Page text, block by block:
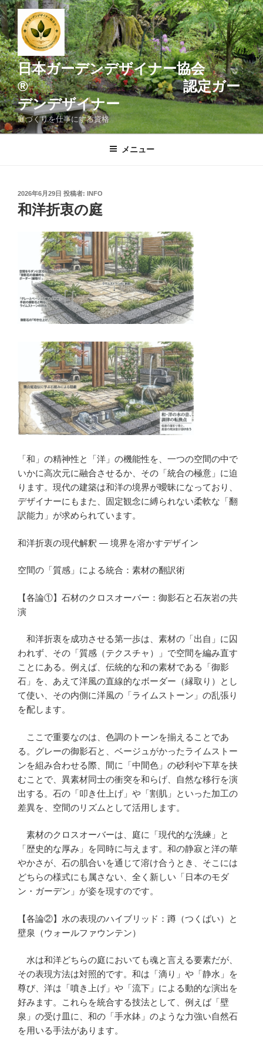
コ
ン
テ
ン
ツ
へ
ス
キ
ッ
プ
日本ガーデンデザイナー協会
® 認定ガー
デンデザイナー
庭づくりを仕事にする資格
メニュー
投
稿
日:
2026年6月29日 投稿者: INFO
和洋折衷の庭
「和」の精神性と「洋」の機能性を、一つの空間の中で
いかに高次元に融合させるか、その「統合の極意」に迫
ります。現代の建築は和洋の境界が曖昧になっており、
デザイナーにもまた、固定観念に縛られない柔軟な「翻
訳能力」が求められています。
和洋折衷の現代解釈 — 境界を溶かすデザイン
空間の「質感」による統合：素材の翻訳術
【各論①】石材のクロスオーバー：御影石と石灰岩の共
演
和洋折衷を成功させる第一歩は、素材の「出自」に囚
われず、その「質感（テクスチャ）」で空間を編み直す
ことにある。例えば、伝統的な和の素材である「御影
石」を、あえて洋風の直線的なボーダー（縁取り）とし
て使い、その内側に洋風の「ライムストーン」の乱張り
を配します。
ここで重要なのは、色調のトーンを揃えることであ
る。グレーの御影石と、ベージュがかったライムストー
ンを組み合わせる際、間に「中間色」の砂利や下草を挟
むことで、異素材同士の衝突を和らげ、自然な移行を演
出する。石の「叩き仕上げ」や「割肌」といった加工の
差異を、空間のリズムとして活用します。
素材のクロスオーバーは、庭に「現代的な洗練」と
「歴史的な厚み」を同時に与えます。和の静寂と洋の華
やかさが、石の肌合いを通じて溶け合うとき、そこには
どちらの様式にも属さない、全く新しい「日本のモダ
ン・ガーデン」が姿を現すのです。
【各論②】水の表現のハイブリッド：蹲（つくばい）と
壁泉（ウォールファウンテン）
水は和洋どちらの庭においても魂と言える要素だが、
その表現方法は対照的です。和は「滴り」や「静水」を
尊び、洋は「噴き上げ」や「流下」による動的な演出を
好みます。これらを統合する技法として、例えば「壁
泉」の受け皿に、和の「手水鉢」のような力強い自然石
を用いる手法があります。